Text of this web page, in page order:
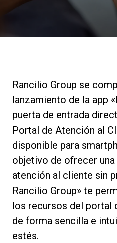
Rancilio Group se
lanzamiento de la app
puerta de entrada
Portal de Atención al
disponible para
objetivo de ofrecer
atención al cliente sin
Rancilio Group» te
los recursos del portal
de forma sencilla e
estés.
Noticias
Nuestros
Sostenibilidad
Connect
Contacto